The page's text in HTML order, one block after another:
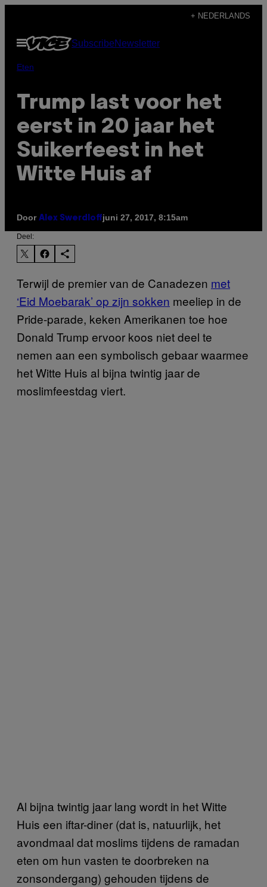
de
inhoud
+ NEDERLANDS
Open
menu
SubscribeNewsletter
Eten
Trump last voor het
eerst in 20 jaar het
Suikerfeest in het
Witte Huis af
Door Alex Swerdloffjuni 27, 2017, 8:15am
Deel:
Terwijl de premier van de Canadezen met
‘Eid Moebarak’ op zijn sokken meeliep in de
Pride-parade, keken Amerikanen toe hoe
Donald Trump ervoor koos niet deel te
nemen aan een symbolisch gebaar waarmee
het Witte Huis al bijna twintig jaar de
moslimfeestdag viert.
Al bijna twintig jaar lang wordt in het Witte
Huis een iftar-diner (dat is, natuurlijk, het
avondmaal dat moslims tijdens de ramadan
eten om hun vasten te doorbreken na
zonsondergang) gehouden tijdens de